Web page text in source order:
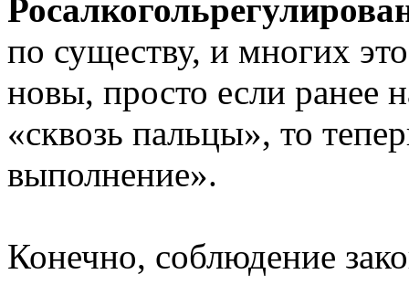
по существу, и многих
новы, просто если ранее
«сквозь пальцы», то
выполнение».
Конечно, соблюдение